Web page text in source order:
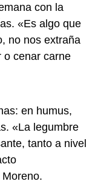
con la
«Es algo que
no nos extraña
o cenar carne
en humus,
«La legumbre
tanto a nivel